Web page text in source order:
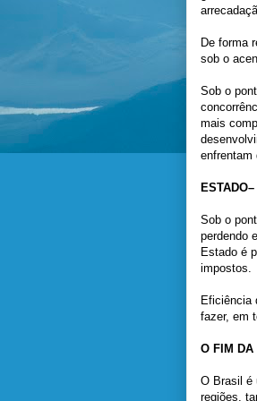
De forma
sob o
Sob o
mais
enfrentam
Sob o
perdendo
Estado é
impostos.
Eficiência
fazer, em
O FIM DA
O Brasil é
regiões,